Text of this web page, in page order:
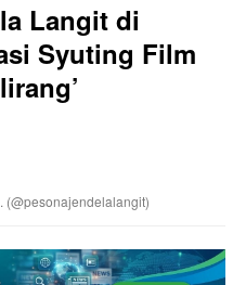
Langit di
Syuting Film
(@pesonajendelalangit)